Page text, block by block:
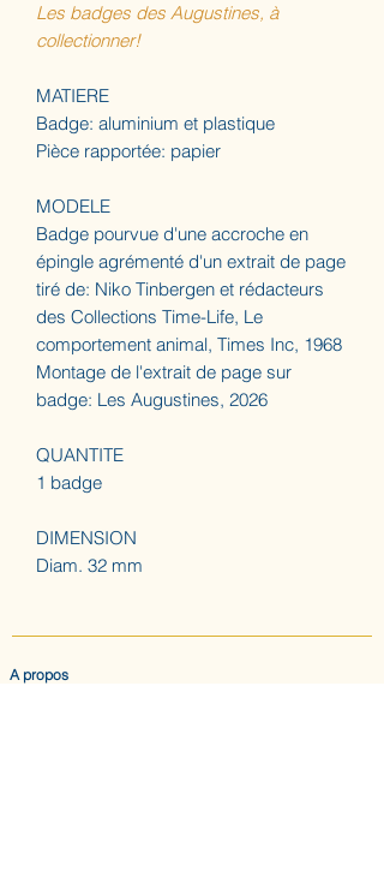
Les badges des Augustines, à
collectionner!
MATIERE
Badge: aluminium et plastique
Pièce rapportée: papier
MODELE
Badge pourvue d'une accroche en
épingle agrémenté d'un extrait de page
tiré de: Niko Tinbergen et rédacteurs
des Collections Time-Life, Le
comportement animal, Times Inc, 1968
Montage de l'extrait de page sur
badge: Les Augustines, 2026
QUANTITE
1 badge
DIMENSION
Diam. 32 mm
A propos